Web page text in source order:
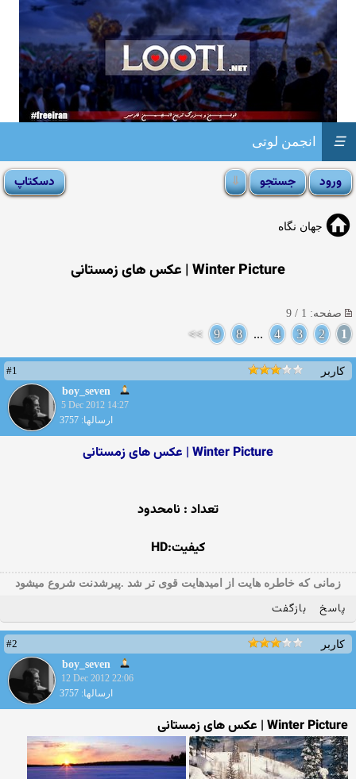
انجمن لوتی ☰
جهان نگاه
Winter Picture | عکس های زمستانی
صفحه: 1 / 9
1
2
3
4
...
8
9
>>
کاربر
#1
boy_seven
5 Dec 2012 14:27
ارسالها: 3757
Winter Picture | عکس های زمستانی
تعداد : نامحدود
کیفیت:HD
زمانی که خاطره هایت از امیدهایت قوی تر شد .پیرشدنت شروع میشود
پاسخ بازگفت
کاربر
#2
boy_seven
12 Dec 2012 22:06
ارسالها: 3757
Winter Picture | عکس های زمستانی